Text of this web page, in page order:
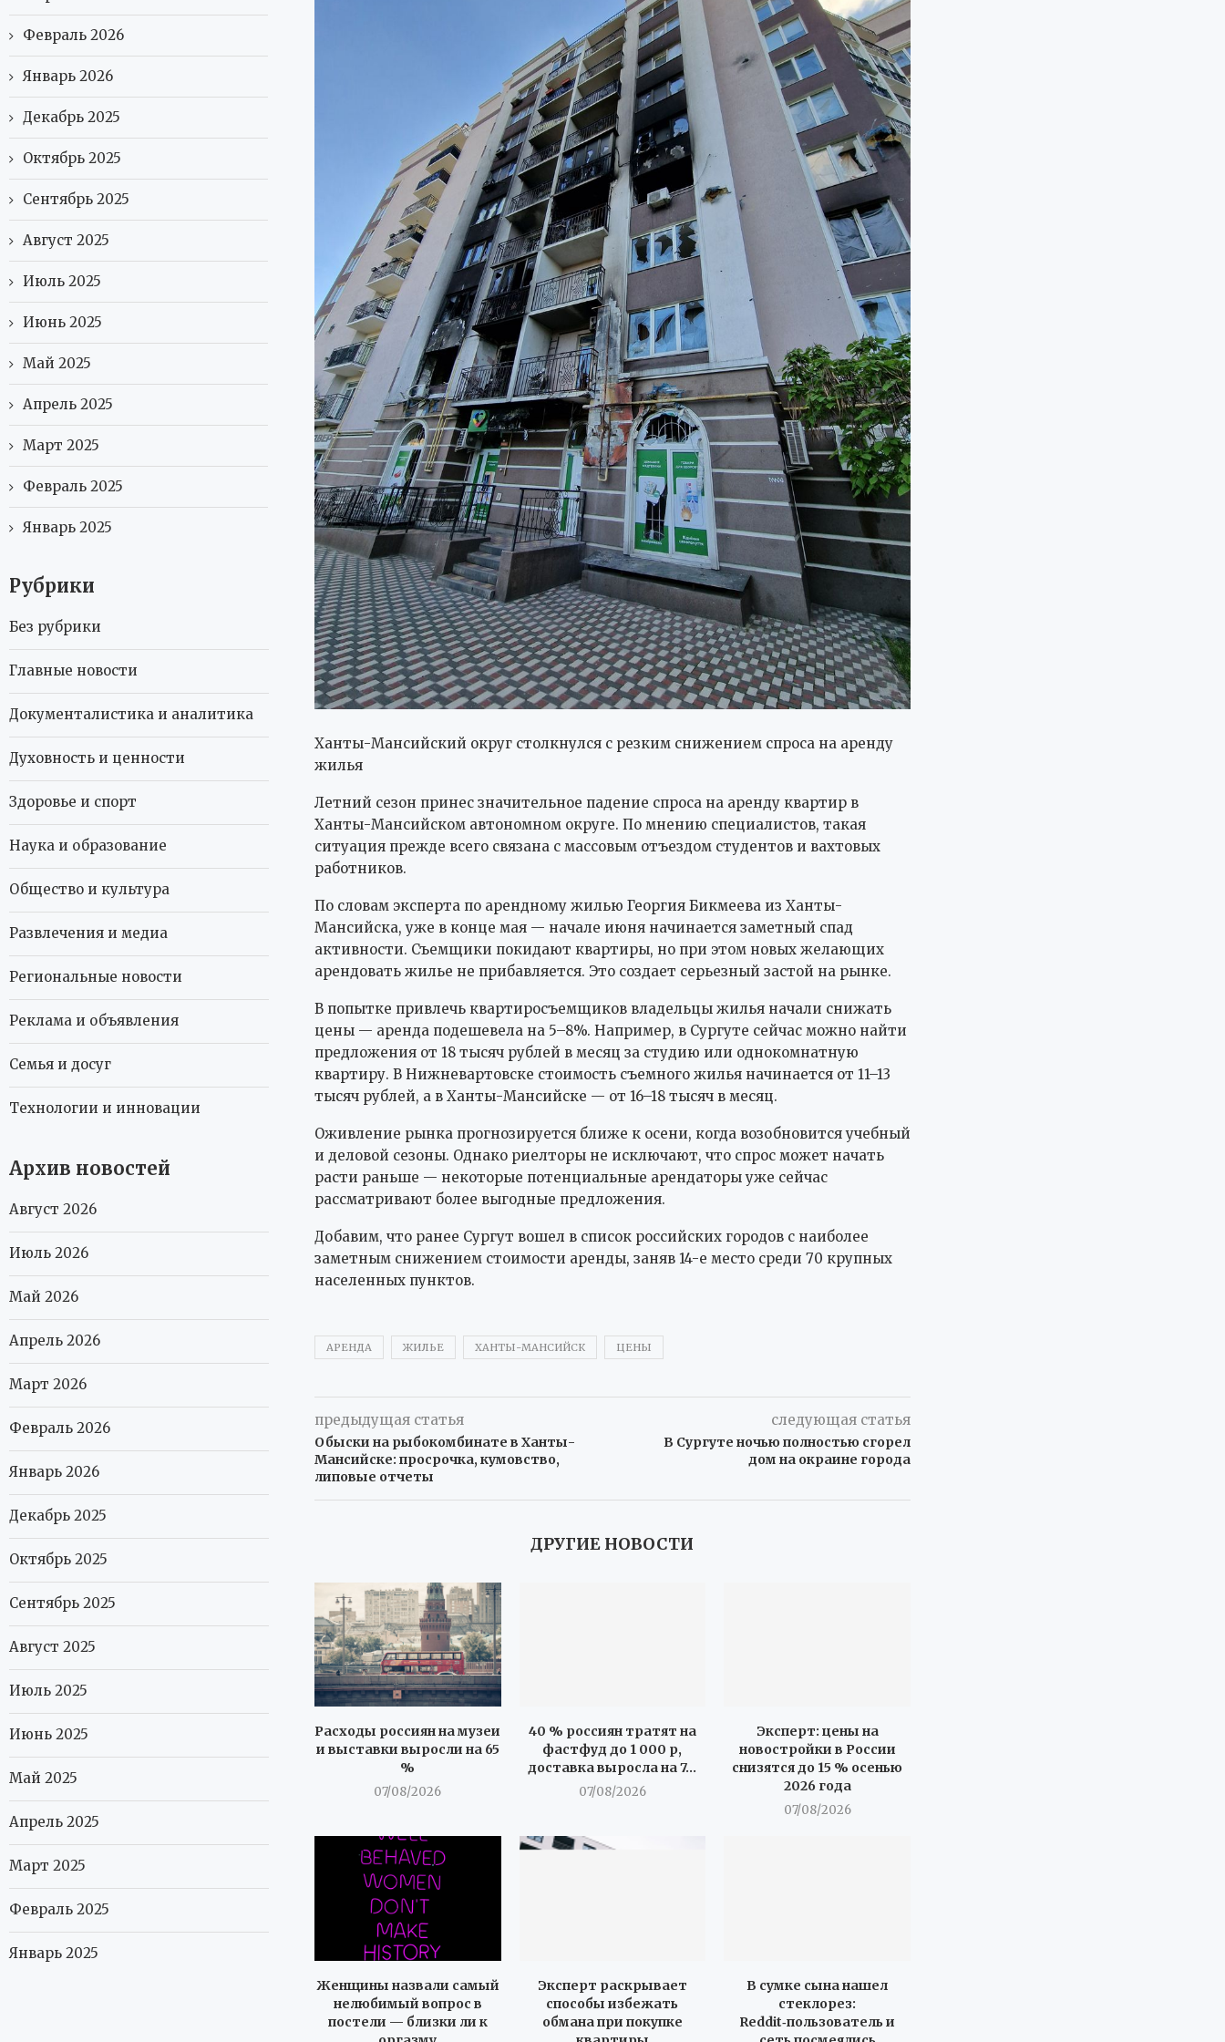
Ханты-Мансийский округ столкнулся с резким снижением спроса на аренду
жилья
Летний сезон принес значительное падение спроса на аренду квартир в
Ханты-Мансийском автономном округе. По мнению специалистов, такая
ситуация прежде всего связана с массовым отъездом студентов и вахтовых
работников.
По словам эксперта по арендному жилью Георгия Бикмеева из Ханты-
Мансийска, уже в конце мая — начале июня начинается заметный спад
активности. Съемщики покидают квартиры, но при этом новых желающих
арендовать жилье не прибавляется. Это создает серьезный застой на рынке.
В попытке привлечь квартиросъемщиков владельцы жилья начали снижать
цены — аренда подешевела на 5–8%. Например, в Сургуте сейчас можно найти
предложения от 18 тысяч рублей в месяц за студию или однокомнатную
квартиру. В Нижневартовске стоимость съемного жилья начинается от 11–13
тысяч рублей, а в Ханты-Мансийске — от 16–18 тысяч в месяц.
Оживление рынка прогнозируется ближе к осени, когда возобновится учебный
и деловой сезоны. Однако риелторы не исключают, что спрос может начать
расти раньше — некоторые потенциальные арендаторы уже сейчас
рассматривают более выгодные предложения.
Добавим, что ранее Сургут вошел в список российских городов с наиболее
заметным снижением стоимости аренды, заняв 14-е место среди 70 крупных
населенных пунктов.
АРЕНДА ЖИЛЬЕ ХАНТЫ-МАНСИЙСК ЦЕНЫ
предыдущая статья
Обыски на рыбокомбинате в Ханты-
Мансийске: просрочка, кумовство,
липовые отчеты
следующая статья
В Сургуте ночью полностью сгорел
дом на окраине города
ДРУГИЕ НОВОСТИ
Расходы россиян на музеи
и выставки выросли на 65
%
07/08/2026
40 % россиян тратят на
фастфуд до 1 000 р,
доставка выросла на 7...
07/08/2026
Эксперт: цены на
новостройки в России
снизятся до 15 % осенью
2026 года
07/08/2026
Женщины назвали самый
нелюбимый вопрос в
постели — близки ли к
Эксперт раскрывает
способы избежать
обмана при покупке
В сумке сына нашел
стеклорез:
Reddit‑пользователь и
Февраль 2026
Январь 2026
Декабрь 2025
Октябрь 2025
Сентябрь 2025
Август 2025
Июль 2025
Июнь 2025
Май 2025
Апрель 2025
Март 2025
Февраль 2025
Январь 2025
Рубрики
Без рубрики
Главные новости
Документалистика и аналитика
Духовность и ценности
Здоровье и спорт
Наука и образование
Общество и культура
Развлечения и медиа
Региональные новости
Реклама и объявления
Семья и досуг
Технологии и инновации
Архив новостей
Август 2026
Июль 2026
Май 2026
Апрель 2026
Март 2026
Февраль 2026
Январь 2026
Декабрь 2025
Октябрь 2025
Сентябрь 2025
Август 2025
Июль 2025
Июнь 2025
Май 2025
Апрель 2025
Март 2025
Февраль 2025
Январь 2025